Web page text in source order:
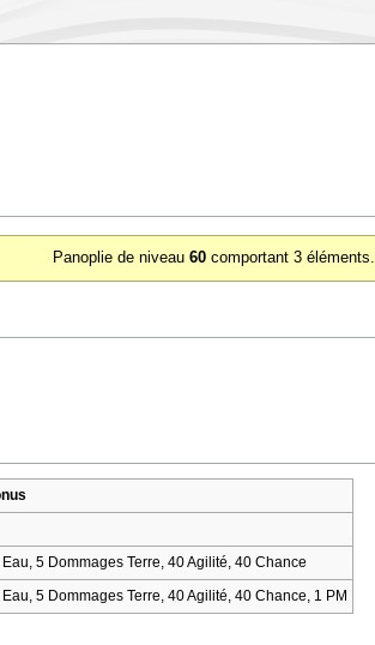
Panoplie de niveau 60comportant 3 éléments.
5 Dommages Terre, 40 Agilité, 40 Chance
5 Dommages Terre, 40 Agilité, 40 Chance, 1 PM